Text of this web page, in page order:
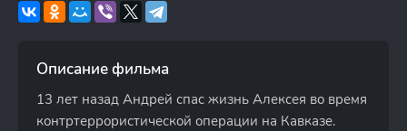
Описание фильма
13 лет назад Андрей спас жизнь Алексея во время
контртеррористической операции на Кавказе.